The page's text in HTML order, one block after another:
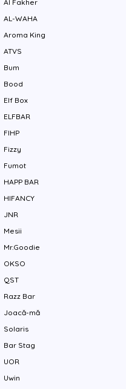
Al Fakher
AL-WAHA
Aroma King
ATVS
Bum
Bood
Elf Box
ELFBAR
FIHP
Fizzy
Fumot
HAPP BAR
HIFANCY
JNR
Mesii
Mr.Goodie
OKSO
QST
Razz Bar
Joacă-mă
Solaris
Bar Stag
UOR
Uwin